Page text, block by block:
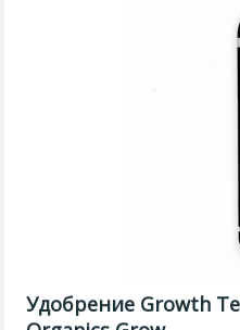
Удобрение Growth